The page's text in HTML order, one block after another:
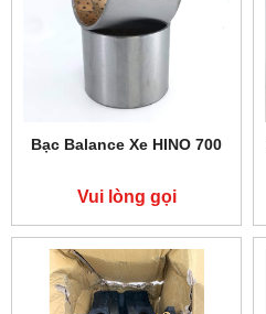
Bạc Balance Xe HINO 700
Vui lòng gọi